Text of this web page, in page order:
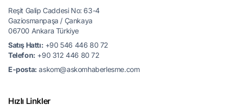
Reşit Galip Caddesi No: 63-4
Gaziosmanpaşa / Çankaya
06700 Ankara Türkiye
Satış Hattı: +90 546 446 80 72
Telefon: +90 312 446 80 72
E-posta: askom@askomhaberlesme.com
Hızlı Linkler